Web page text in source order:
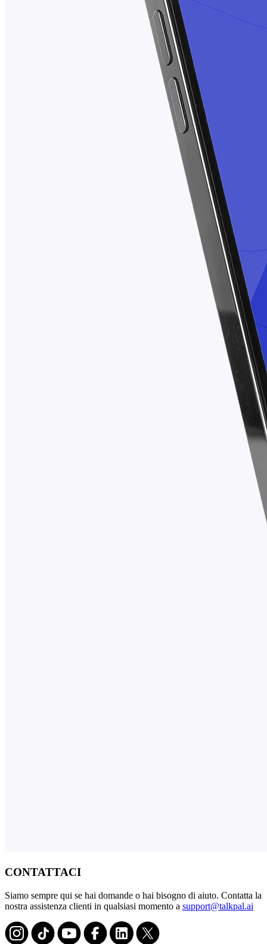
CONTATTACI
Siamo sempre qui se hai domande o hai bisogno di aiuto. Contatta la
nostra assistenza clienti in qualsiasi momento a support@talkpal.ai